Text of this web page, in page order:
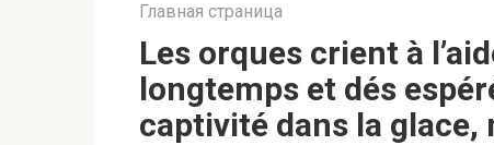
Главная страница
Les orques crient à
longtemps et dés
captivité dans la glace,